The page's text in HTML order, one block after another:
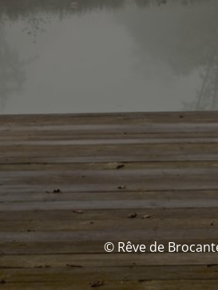
© Rêve de